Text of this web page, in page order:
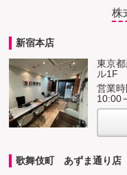
株
新宿本店
東京
ル1F
営業
10:00
歌舞伎町 あずま通り店